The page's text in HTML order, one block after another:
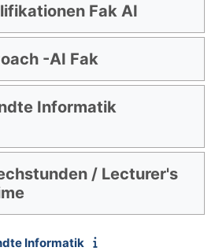
Fak AI
-AI Fak
Informatik
/ Lecturer's
Informatik